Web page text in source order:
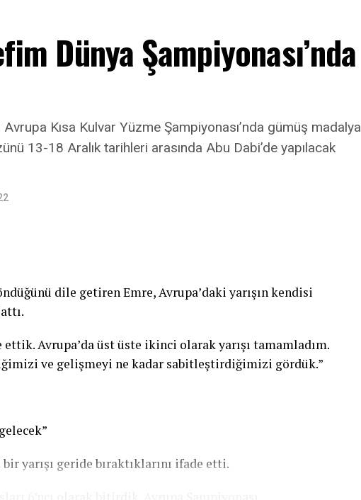
Dünya Şampiyonası’nda
Kısa Kulvar Yüzme Şampiyonası’nda gümüş madalya
13-18 Aralık tarihleri arasında Abu Dabi’de yapılacak
dile getiren Emre, Avrupa’daki yarışın kendisi
Avrupa’da üst üste ikinci olarak yarışı tamamladım.
ve gelişmeyi ne kadar sabitleştirdiğimizi gördük.”
yarışı geride bıraktıklarını ifade etti.